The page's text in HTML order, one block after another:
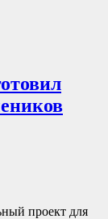
проект для